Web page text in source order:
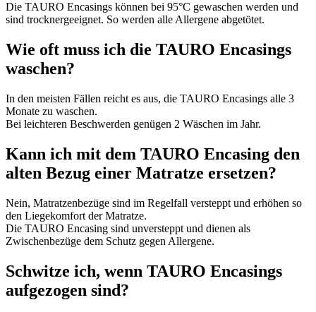
Die TAURO Encasings können bei 95°C gewaschen werden und
sind trocknergeeignet. So werden alle Allergene abgetötet.
Wie oft muss ich die TAURO Encasings
waschen?
In den meisten Fällen reicht es aus, die TAURO Encasings alle 3
Monate zu waschen.
Bei leichteren Beschwerden genügen 2 Wäschen im Jahr.
Kann ich mit dem TAURO Encasing den
alten Bezug einer Matratze ersetzen?
Nein, Matratzenbezüge sind im Regelfall versteppt und erhöhen so
den Liegekomfort der Matratze.
Die TAURO Encasing sind unversteppt und dienen als
Zwischenbezüge dem Schutz gegen Allergene.
Schwitze ich, wenn TAURO Encasings
aufgezogen sind?